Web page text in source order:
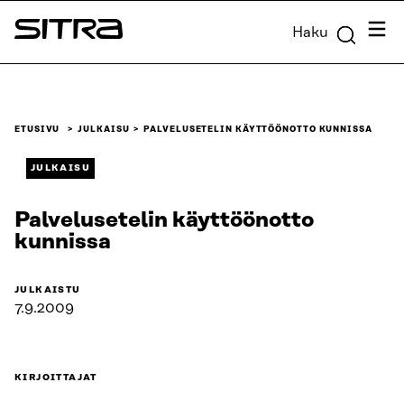
Siirry
suoraan
Sitra Haku
ETUSIVU JULKAISU PALVELUSETELIN KÄYTTÖÖNOTTO KUNNISSA
JULKAISU
Palvelusetelin käyttöönotto
kunnissa
JULKAISTU
7.9.2009
KIRJOITTAJAT